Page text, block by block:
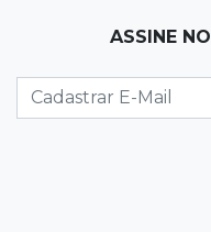
Na Vila
lugar no Brasileirão
ASSINE